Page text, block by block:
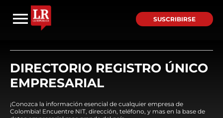
SUSCRIBIRSE
DIRECTORIO REGISTRO ÚNICO
EMPRESARIAL
¡Conozca la información esencial de cualquier empresa de
Colombia! Encuentre NIT, dirección, teléfono, y mas en la base de